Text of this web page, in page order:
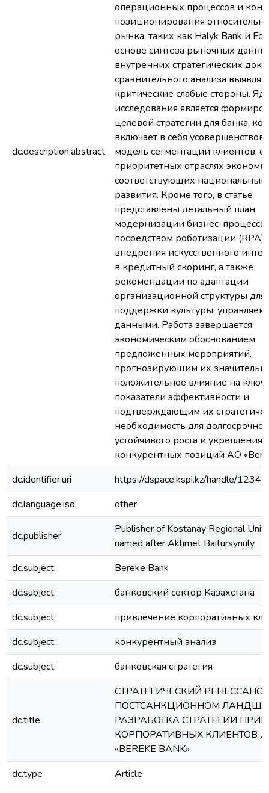
dc.description.abstract
операционных процессов и
позиционирования
рынка, таких как Halyk Bank и
основе синтеза рыночных
внутренних стратегических
сравнительного анализа
критические слабые стороны.
исследования является
целевой стратегии для банка,
включает в себя
модель сегментации клиентов,
приоритетных отраслях
соответствующих
развития. Кроме того, в статье
представлены детальный план
модернизации бизнес-
посредством роботизации (RPA)
внедрения искусственного
в кредитный скоринг, а также
рекомендации по адаптации
организационной структуры для
поддержки культуры,
данными. Работа завершается
экономическим обоснованием
предложенных мероприятий,
прогнозирующим их
положительное влияние на
показатели эффективности и
подтверждающим их
необходимость для
устойчивого роста и укрепления
конкурентных позиций АО
dc.identifier.uri
https://dspace.kspi.kz/handle/
dc.language.iso
other
dc.publisher
Publisher of Kostanay Regional
named after Akhmet Baitursynuly
dc.subject
Bereke Bank
dc.subject
банковский сектор Казахстана
dc.subject
привлечение корпоративных
dc.subject
конкурентный анализ
dc.subject
банковская стратегия
dc.title
СТРАТЕГИЧЕСКИЙ РЕНЕССАНС
ПОСТСАНКЦИОННОМ
РАЗРАБОТКА СТРАТЕГИИ
КОРПОРАТИВНЫХ КЛИЕНТОВ
«BEREKE BANK»
dc.type
Article